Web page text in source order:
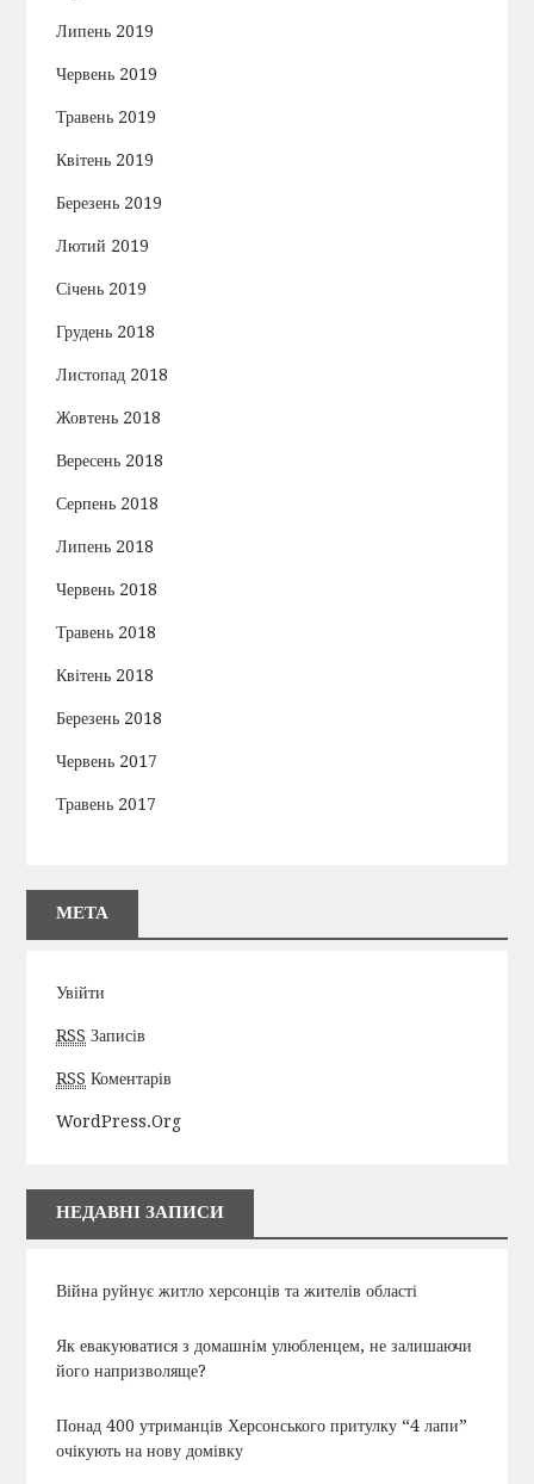
Липень 2019
Червень 2019
Травень 2019
Квітень 2019
Березень 2019
Лютий 2019
Січень 2019
Грудень 2018
Листопад 2018
Жовтень 2018
Вересень 2018
Серпень 2018
Липень 2018
Червень 2018
Травень 2018
Квітень 2018
Березень 2018
Червень 2017
Травень 2017
МЕТА
Увійти
RSS Записів
RSS Коментарів
WordPress.org
НЕДАВНІ ЗАПИСИ
Війна руйнує житло херсонців та жителів області
Як евакуюватися з домашнім улюбленцем, не залишаючи
його напризволяще?
Понад 400 утриманців Херсонського притулку “4 лапи”
очікують на нову домівку